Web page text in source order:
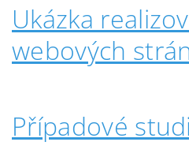
Ukázka
webových
Případové